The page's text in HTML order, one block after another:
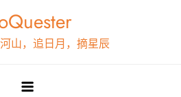
山，追日月，摘星辰